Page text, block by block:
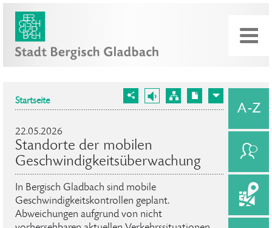
Startseite
22.05.2026
Standorte der mobilen
Geschwindigkeitsüberwachung
In Bergisch Gladbach sind mobile
Geschwindigkeitskontrollen geplant.
Abweichungen aufgrund von nicht